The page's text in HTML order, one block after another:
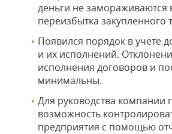
деньги не замораживаются
переизбытка закупленного
Появился порядок в учете
и их исполнений.
исполнения договоров и
минимальны.
Для руководства компании
возможность
предприятия с помощью